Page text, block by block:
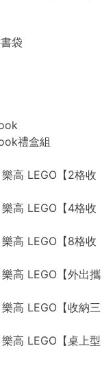
袋
禮盒組
高 LEGO【2格收
高 LEGO【4格收
高 LEGO【8格收
高 LEGO【外出攜
高 LEGO【收納三
高 LEGO【桌上型